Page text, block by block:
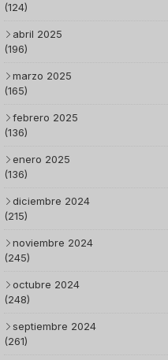
(124)
abril 2025
(196)
marzo 2025
(165)
febrero 2025
(136)
enero 2025
(136)
diciembre 2024
(215)
noviembre 2024
(245)
octubre 2024
(248)
septiembre 2024
(261)